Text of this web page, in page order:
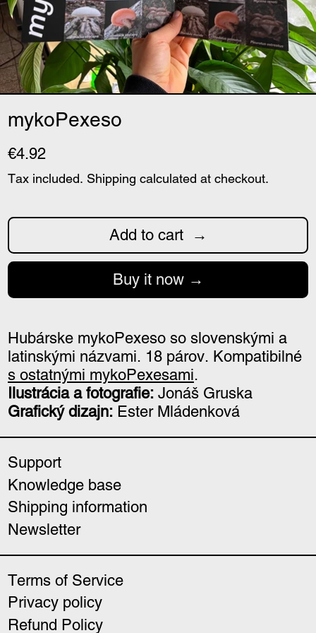
mykoPexeso
€4.92
Tax included. Shipping calculated at checkout.
Add to cart
Buy it now
Hubárske mykoPexeso so slovenskými a
latinskými názvami. 18 párov. Kompatibilné
s ostatnými mykoPexesami.
Ilustrácia a fotografie: Jonáš Gruska
Grafický dizajn: Ester Mládenková
Support
Knowledge base
Shipping information
Newsletter
Terms of Service
Privacy policy
Refund Policy